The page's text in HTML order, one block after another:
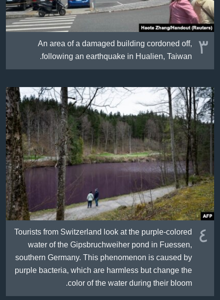
٣ An area of a damaged building cordoned off,
following an earthquake in Hualien, Taiwan.
٤ Tourists from Switzerland look at the purple-colored
water of the Gipsbruchweiher pond in Fuessen,
southern Germany. This phenomenon is caused by
purple bacteria, which are harmless but change the
color of the water during their bloom.